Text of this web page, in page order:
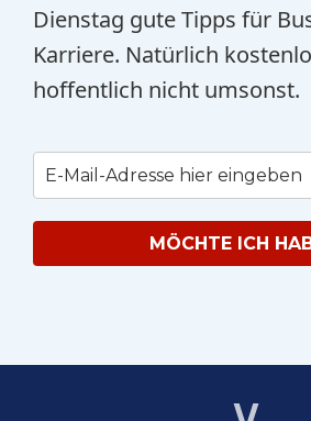
Dienstag gute Tipps für
Karriere. Natürlich
hoffentlich nicht umsonst.
MÖCHTE ICH